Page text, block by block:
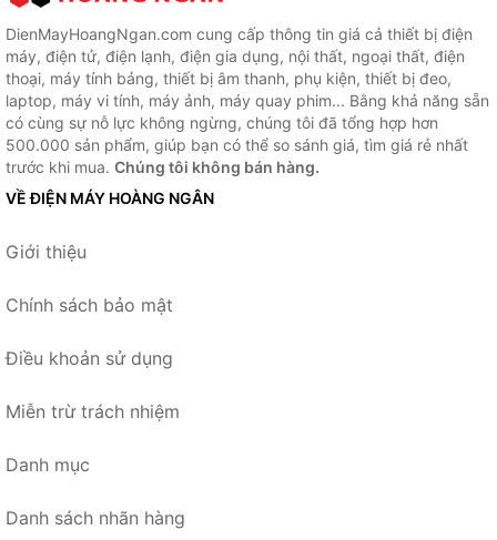
DienMayHoangNgan.com cung cấp thông tin giá cả thiết bị điện
máy, điện tử, điện lạnh, điện gia dụng, nội thất, ngoại thất, điện
thoại, máy tính bảng, thiết bị âm thanh, phụ kiện, thiết bị đeo,
laptop, máy vi tính, máy ảnh, máy quay phim... Bằng khả năng sẵn
có cùng sự nỗ lực không ngừng, chúng tôi đã tổng hợp hơn
500.000 sản phẩm, giúp bạn có thể so sánh giá, tìm giá rẻ nhất
trước khi mua. Chúng tôi không bán hàng.
VỀ ĐIỆN MÁY HOÀNG NGÂN
Giới thiệu
Chính sách bảo mật
Điều khoản sử dụng
Miễn trừ trách nhiệm
Danh mục
Danh sách nhãn hàng